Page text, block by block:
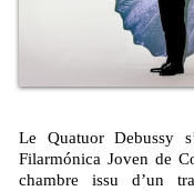
Le Quatuor Debussy s’associe à 17 jeunes musiciens de la
Filarmónica Joven de
chambre issu d’un